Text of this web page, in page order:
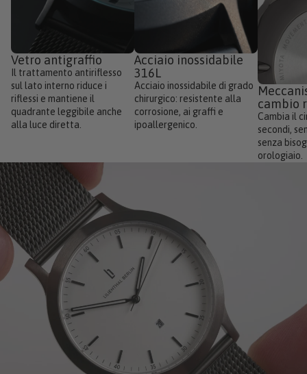
Vetro antigraffio
Il trattamento antiriflesso
sul lato interno riduce i
riflessi e mantiene il
quadrante leggibile anche
alla luce diretta.
Acciaio inossidabile
316L
Acciaio inossidabile di grado
chirurgico: resistente alla
corrosione, ai graffi e
ipoallergenico.
cambio
Cambia il
secondi,
senza
orologiaio.